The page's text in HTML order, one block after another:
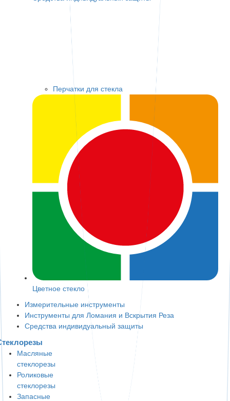
Перчатки для стекла
Цветное стекло
Измерительные инструменты
Инструменты для Ломания и Вскрытия Реза
Средства индивидуальный защиты
Масляные
стеклорезы
Роликовые
стеклорезы
Запасные